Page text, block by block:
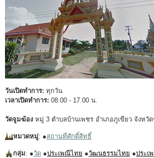
วันเปิดทำการ: ทุกวัน
เวลาเปิดทำการ: 08.00 - 17.00 น.
วัดจูมฆ้อง หมู่ 3 ตำบลบ้านเพชร อำเภอภูเขียว จังหวั
หมวดหมู่: ●สถานที่ศักดิ์สิทธิ์
กลุ่ม: ●วัด ●ประเพณีไทย ●วัฒนธรรมไทย ●ประเ